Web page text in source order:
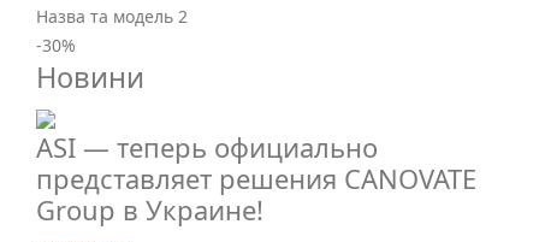
Назва та модель 2
-30%
Новини
ASI — теперь официально
представляет решения CANOVATE
Group в Украине!